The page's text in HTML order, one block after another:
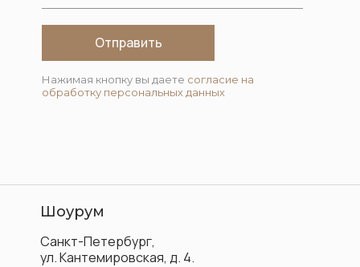
Отправить
Нажимая кнопку вы даете согласие на
обработку персональных данных
Санкт-Петербург,
ул. Кантемировская, д. 4.
Шоурум